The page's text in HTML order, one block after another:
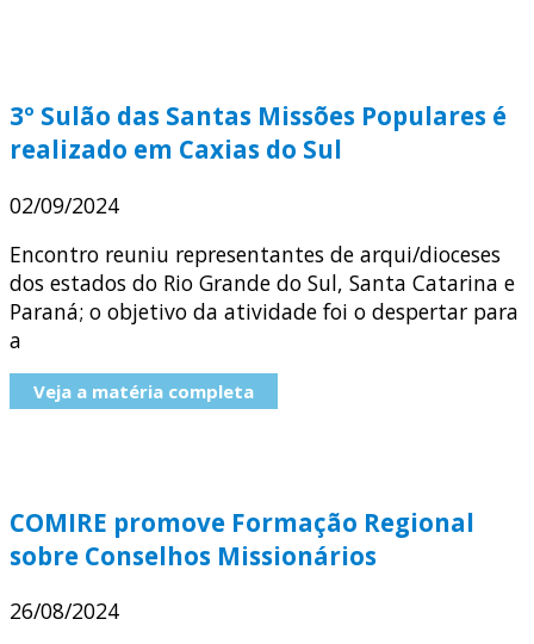
3º Sulão das Santas Missões Populares é
realizado em Caxias do Sul
02/09/2024
Encontro reuniu representantes de arqui/dioceses
dos estados do Rio Grande do Sul, Santa Catarina e
Paraná; o objetivo da atividade foi o despertar para
a
Veja a matéria completa
COMIRE promove Formação Regional
sobre Conselhos Missionários
26/08/2024